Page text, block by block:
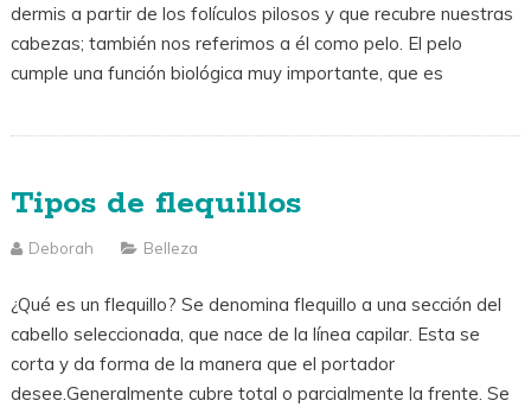
dermis a partir de los folículos pilosos y que recubre nuestras
cabezas; también nos referimos a él como pelo. El pelo
cumple una función biológica muy importante, que es
Tipos de flequillos
Deborah Belleza
¿Qué es un flequillo? Se denomina flequillo a una sección del
cabello seleccionada, que nace de la línea capilar. Esta se
corta y da forma de la manera que el portador
desee.Generalmente cubre total o parcialmente la frente. Se